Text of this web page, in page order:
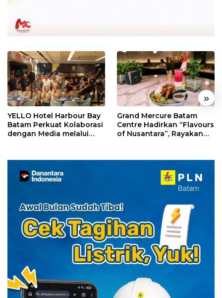
« »
YELLO Hotel Harbour Bay
Batam Perkuat Kolaborasi
dengan Media melalui
Grand Mercure Batam
Centre Hadirkan “Flavours
of Nusantara”, Rayakan